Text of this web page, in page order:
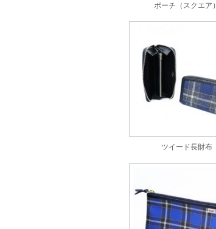
ポーチ（スクエア）
ツイード長財布